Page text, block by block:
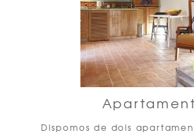
Dispomos de dois